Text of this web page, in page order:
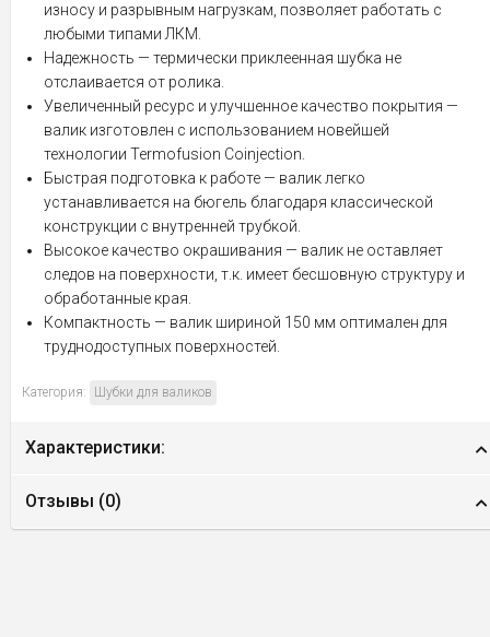
износу и разрывным нагрузкам, позволяет работать с
любыми типами ЛКМ.
Надежность — термически приклеенная шубка не
отслаивается от ролика.
Увеличенный ресурс и улучшенное качество покрытия —
валик изготовлен с использованием новейшей
технологии Termofusion Coinjection.
Быстрая подготовка к работе — валик легко
устанавливается на бюгель благодаря классической
конструкции с внутренней трубкой.
Высокое качество окрашивания — валик не оставляет
следов на поверхности, т.к. имеет бесшовную структуру и
обработанные края.
Компактность — валик шириной 150 мм оптимален для
труднодоступных поверхностей.
Категория: Шубки для валиков
Характеристики:
Отзывы (0)